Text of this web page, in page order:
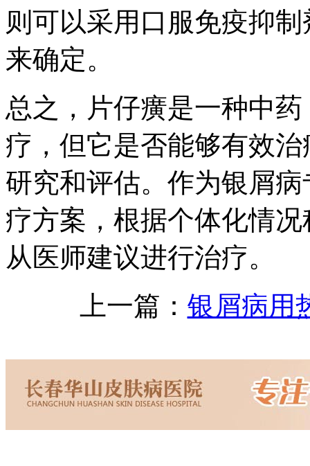
则可以采用口服免疫抑
来确定。
总之，片仔癀是一种中
疗，但它是否能够有效
研究和评估。作为银屑
疗方案，根据个体化情
从医师建议进行治疗。
上一篇： 银屑病用